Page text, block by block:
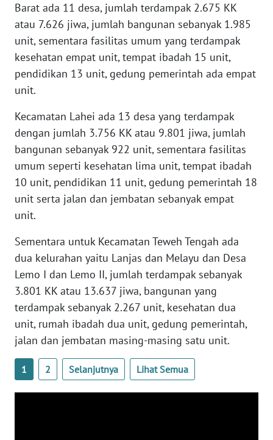
Barat ada 11 desa, jumlah terdampak 2.675 KK
atau 7.626 jiwa, jumlah bangunan sebanyak 1.985
unit, sementara fasilitas umum yang terdampak
kesehatan empat unit, tempat ibadah 15 unit,
pendidikan 13 unit, gedung pemerintah ada empat
unit.
Kecamatan Lahei ada 13 desa yang terdampak
dengan jumlah 3.756 KK atau 9.801 jiwa, jumlah
bangunan sebanyak 922 unit, sementara fasilitas
umum seperti kesehatan lima unit, tempat ibadah
10 unit, pendidikan 11 unit, gedung pemerintah 18
unit serta jalan dan jembatan sebanyak empat
unit.
Sementara untuk Kecamatan Teweh Tengah ada
dua kelurahan yaitu Lanjas dan Melayu dan Desa
Lemo I dan Lemo II, jumlah terdampak sebanyak
3.801 KK atau 13.637 jiwa, bangunan yang
terdampak sebanyak 2.267 unit, kesehatan dua
unit, rumah ibadah dua unit, gedung pemerintah,
jalan dan jembatan masing-masing satu unit.
1 2 Selanjutnya Lihat Semua
WN
SULTRA
WN
NTB
SULTENG
WN
SULBAR
WN
WN
SUMBAR
WN
SUMSEL
WN
BENGKULU
WN